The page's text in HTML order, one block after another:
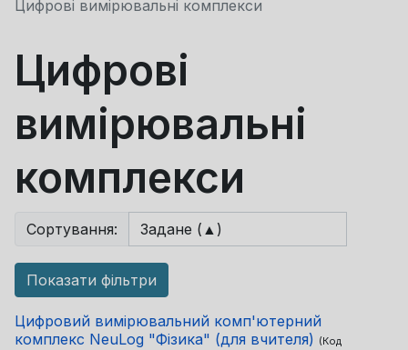
Цифрові вимірювальні комплекси
Цифрові
вимірювальні
комплекси
Сортування:
Показати фільтри
Цифровий вимірювальний комп'ютерний
комплекс NeuLog "Фізика" (для вчителя) (Код